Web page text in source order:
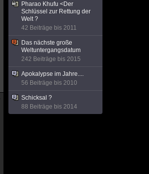
Pharao Khufu <Der
Schlüssel zur Rettung der
Welt ?
42 Beiträge bis 2011
Das nächste große
Weltuntergangsdatum
242 Beiträge bis 2015
Apokalypse im Jahre....
56 Beiträge bis 2010
Schicksal ?
88 Beiträge bis 2014